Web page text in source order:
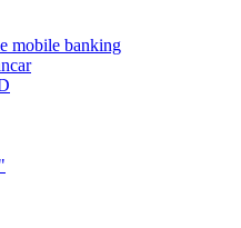
mobile banking